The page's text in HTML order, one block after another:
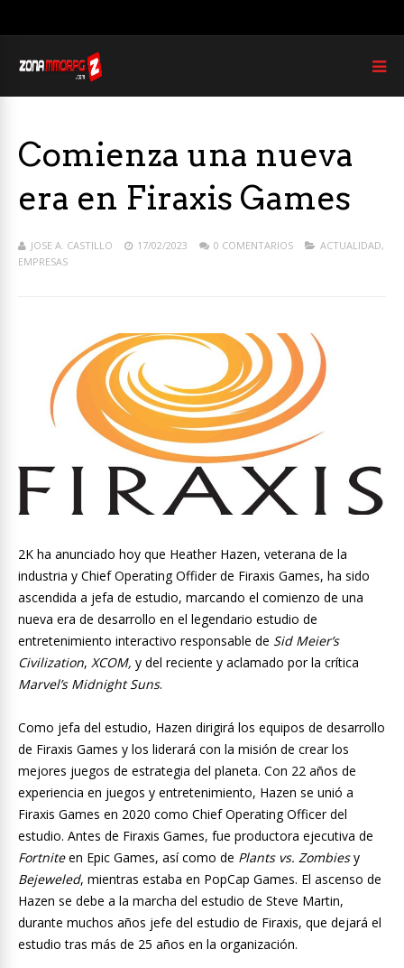
Comienza una nueva
era en Firaxis Games
JOSE A. CASTILLO 17/02/2023 0 COMENTARIOS ACTUALIDAD,
EMPRESAS
2K ha anunciado hoy que Heather Hazen, veterana de la
industria y Chief Operating Offider de Firaxis Games, ha sido
ascendida a jefa de estudio, marcando el comienzo de una
nueva era de desarrollo en el legendario estudio de
entretenimiento interactivo responsable de Sid Meier’s
Civilization, XCOM, y del reciente y aclamado por la crítica
Marvel’s Midnight Suns.
Como jefa del estudio, Hazen dirigirá los equipos de desarrollo
de Firaxis Games y los liderará con la misión de crear los
mejores juegos de estrategia del planeta. Con 22 años de
experiencia en juegos y entretenimiento, Hazen se unió a
Firaxis Games en 2020 como Chief Operating Officer del
estudio. Antes de Firaxis Games, fue productora ejecutiva de
Fortniteen Epic Games, así como de Plants vs. Zombiesy
Bejeweled, mientras estaba en PopCap Games. El ascenso de
Hazen se debe a la marcha del estudio de Steve Martin,
durante muchos años jefe del estudio de Firaxis, que dejará el
estudio tras más de 25 años en la organización.